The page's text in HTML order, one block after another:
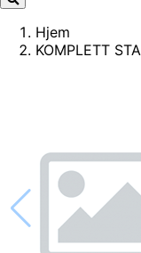
Hjem
KOMPLETT